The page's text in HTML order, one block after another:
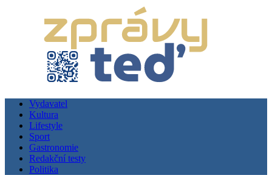
Vydavatel
Kultura
Lifestyle
Sport
Gastronomie
Redakční testy
Politika